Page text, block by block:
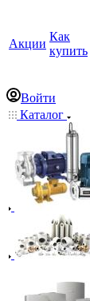
Акции
Как
купить
Войти
Каталог